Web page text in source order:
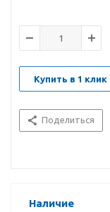
Купить в 1 клик
Поделиться
Наличие